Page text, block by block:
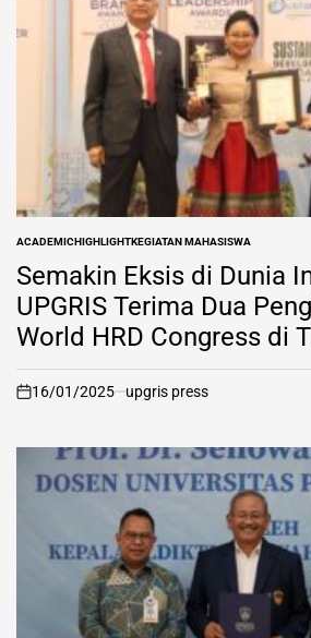
POSTED
IN
ACADEMICHIGHLIGHTKEGIATAN MAHASISWA
Semakin Eksis di Dunia
UPGRIS Terima Dua
World HRD Congress di
on
16/01/2025 upgris press